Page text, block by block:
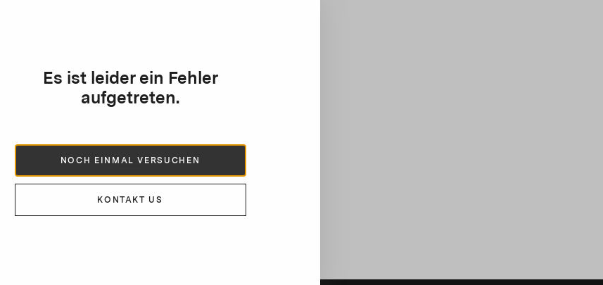
Es ist leider ein Fehler
aufgetreten.
NOCH EINMAL VERSUCHEN
KONTAKT US